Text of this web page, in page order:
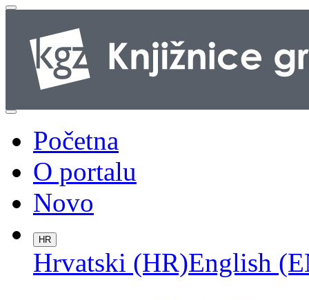
Početna
O portalu
Novo
HR
Hrvatski (HR)English